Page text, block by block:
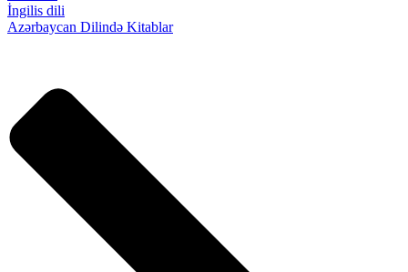
İngilis dili
Azərbaycan Dilində Kitablar